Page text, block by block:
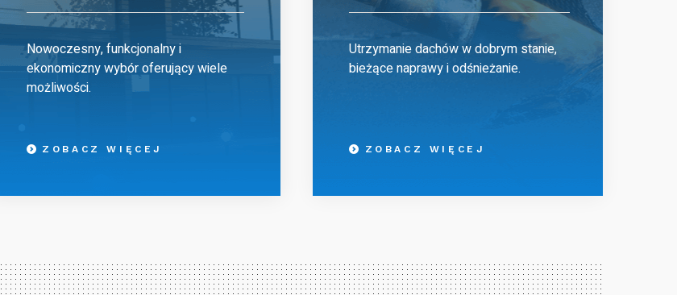
Nowoczesny, funkcjonalny i
ekonomiczny wybór oferujący wiele
możliwości.
ZOBACZ WIĘCEJ
Utrzymanie dachów w dobrym stanie,
bieżące naprawy i odśnieżanie.
ZOBACZ WIĘCEJ